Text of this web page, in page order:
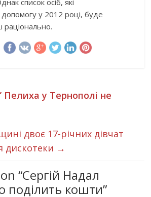
список осіб, які
у 2012 році, буде
раціонально.
Пелиха у Тернополі не
двоє 17-річних дівчат
дискотеки →
“Сергій Надал
поділить кошти”